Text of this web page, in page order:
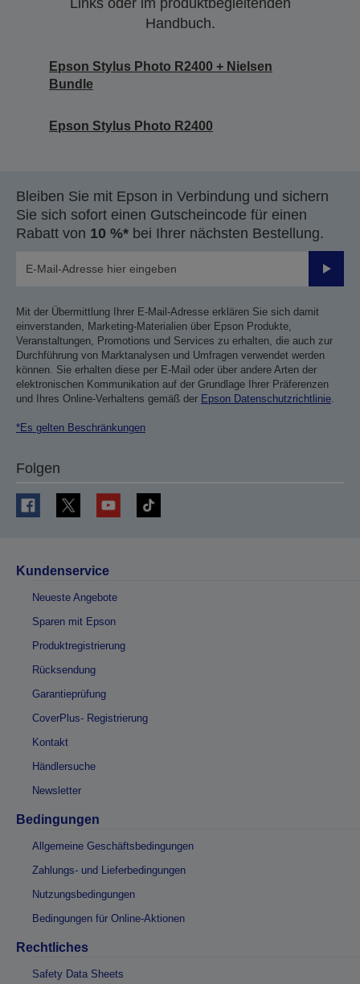
Handbuch.
Epson Stylus Photo R2400 + Nielsen
Bundle
Epson Stylus Photo R2400
Bleiben Sie mit Epson in Verbindung und sichern
Sie sich sofort einen Gutscheincode für einen
Rabatt von 10 %* bei Ihrer nächsten Bestellung.
Mit der Übermittlung Ihrer E-Mail-Adresse erklären Sie sich damit
einverstanden, Marketing-Materialien über Epson Produkte,
Veranstaltungen, Promotions und Services zu erhalten, die auch zur
Durchführung von Marktanalysen und Umfragen verwendet werden
können. Sie erhalten diese per E-Mail oder über andere Arten der
elektronischen Kommunikation auf der Grundlage Ihrer Präferenzen
und Ihres Online-Verhaltens gemäß der Epson Datenschutzrichtlinie
*Es gelten Beschränkungen
Folgen
Kundenservice
Neueste Angebote
Sparen mit Epson
Produktregistrierung
Rücksendung
Garantieprüfung
CoverPlus- Registrierung
Kontakt
Händlersuche
Newsletter
Bedingungen
Allgemeine Geschäftsbedingungen
Zahlungs- und Lieferbedingungen
Nutzungsbedingungen
Bedingungen für Online-Aktionen
Rechtliches
Safety Data Sheets